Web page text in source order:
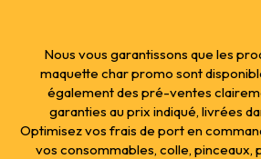
Nous vous garantissons que les
maquette char promo sont
également des pré-ventes
garanties au prix indiqué, livrées
Optimisez vos frais de port en
vos consommables, colle, pinceaux,